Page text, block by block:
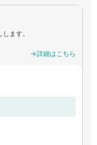
ます。
→詳細はこちら